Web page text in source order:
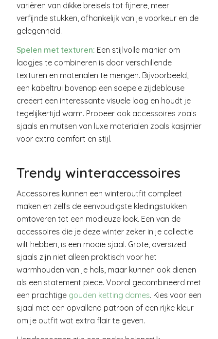
variëren van dikke breisels tot fijnere, meer
verfijnde stukken, afhankelijk van je voorkeur en de
gelegenheid.
Spelen met texturen: Een stijlvolle manier om
laagjes te combineren is door verschillende
texturen en materialen te mengen. Bijvoorbeeld,
een kabeltrui bovenop een soepele zijdeblouse
creëert een interessante visuele laag en houdt je
tegelijkertijd warm. Probeer ook accessoires zoals
sjaals en mutsen van luxe materialen zoals kasjmier
voor extra comfort en stijl.
Trendy winteraccessoires
Accessoires kunnen een winteroutfit compleet
maken en zelfs de eenvoudigste kledingstukken
omtoveren tot een modieuze look. Een van de
accessoires die je deze winter zeker in je collectie
wilt hebben, is een mooie sjaal. Grote, oversized
sjaals zijn niet alleen praktisch voor het
warmhouden van je hals, maar kunnen ook dienen
als een statement piece. Vooral gecombineerd met
een prachtige gouden ketting dames. Kies voor een
sjaal met een opvallend patroon of een rijke kleur
om je outfit wat extra flair te geven.